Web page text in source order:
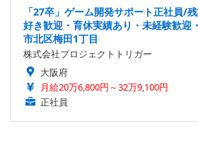
「27卒」ゲーム開発サポート正社員/
好き歓迎・育休実績あり・未経験歓迎
市北区梅田1丁目
株式会社プロジェクトトリガー
大阪府
月給20万6,800円～32万9,100円
正社員